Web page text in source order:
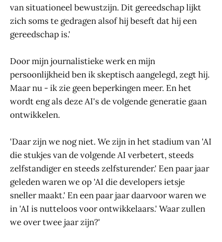
van situationeel bewustzijn. Dit gereedschap lijkt
zich soms te gedragen alsof hij beseft dat hij een
gereedschap is.'
Door mijn journalistieke werk en mijn
persoonlijkheid ben ik skeptisch aangelegd, zegt hij.
Maar nu - ik zie geen beperkingen meer. En het
wordt eng als deze AI's de volgende generatie gaan
ontwikkelen.
'Daar zijn we nog niet. We zijn in het stadium van 'AI
die stukjes van de volgende AI verbetert, steeds
zelfstandiger en steeds zelfsturender.' Een paar jaar
geleden waren we op 'AI die developers ietsje
sneller maakt.' En een paar jaar daarvoor waren we
in 'AI is nutteloos voor ontwikkelaars.' Waar zullen
we over twee jaar zijn?'